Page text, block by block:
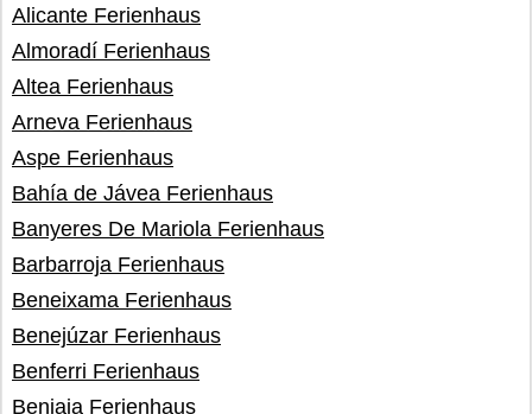
Alicante Ferienhaus
Almoradí Ferienhaus
Altea Ferienhaus
Arneva Ferienhaus
Aspe Ferienhaus
Bahía de Jávea Ferienhaus
Banyeres De Mariola Ferienhaus
Barbarroja Ferienhaus
Beneixama Ferienhaus
Benejúzar Ferienhaus
Benferri Ferienhaus
Beniaia Ferienhaus